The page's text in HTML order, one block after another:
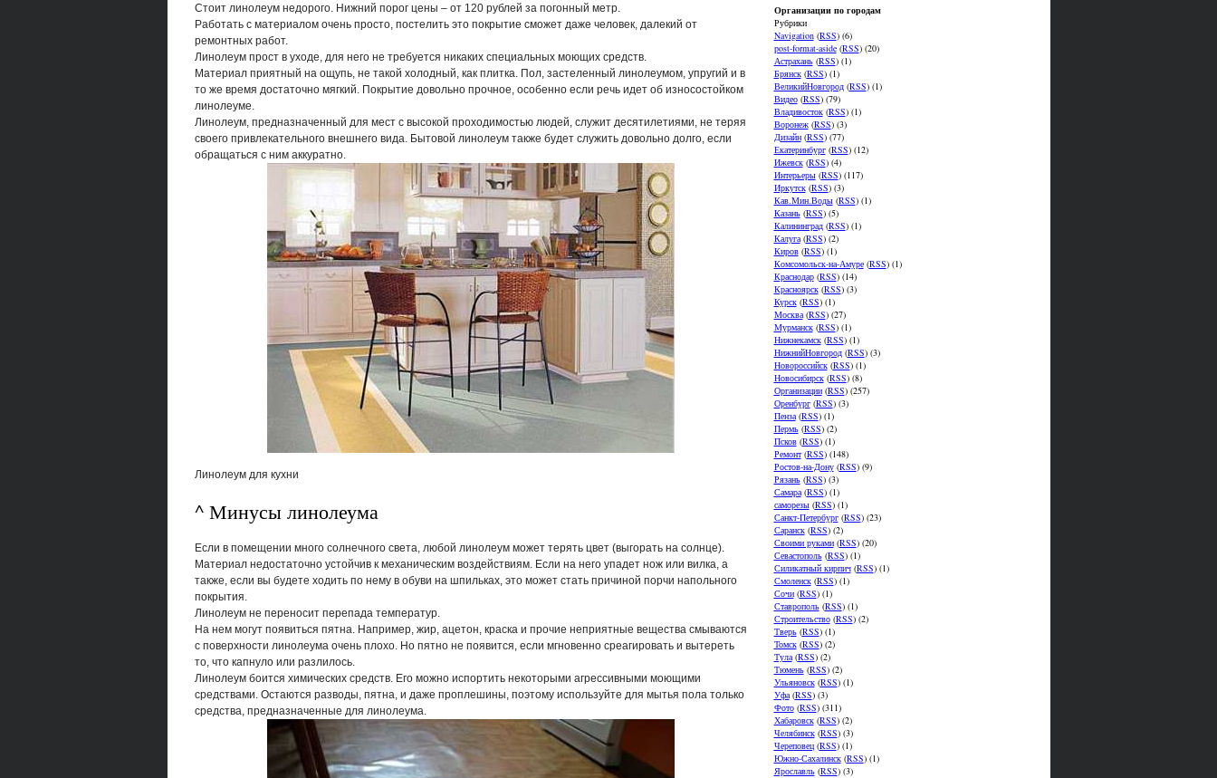
Стоит линолеум недорого. Нижний порог цены – от 120 рублей за погонный метр.
Работать с материалом очень просто, постелить это покрытие сможет даже человек, далекий от
ремонтных работ.
Линолеум прост в уходе, для него не требуется никаких специальных моющих средств.
Материал приятный на ощупь, не такой холодный, как плитка. Пол, застеленный линолеумом, упругий и в
то же время достаточно мягкий. Покрытие довольно прочное, особенно если речь идет об износостойком
линолеуме.
Линолеум, предназначенный для мест с высокой проходимостью людей, служит десятилетиями, не теряя
своего привлекательного внешнего вида. Бытовой линолеум также будет служить довольно долго, если
обращаться с ним аккуратно.
Линолеум для кухни
^ Минусы линолеума
Если в помещении много солнечного света, любой линолеум может терять цвет (выгорать на солнце).
Материал недостаточно устойчив к механическим воздействиям. Если на него упадет нож или вилка, а
также, если вы будете ходить по нему в обуви на шпильках, это может стать причиной порчи напольного
покрытия.
Линолеум не переносит перепада температур.
На нем могут появиться пятна. Например, жир, ацетон, краска и прочие неприятные вещества смываются
с поверхности линолеума очень плохо. Но пятно не появится, если мгновенно среагировать и вытереть
то, что капнуло или разлилось.
Линолеум боится химических средств. Его можно испортить некоторыми агрессивными моющими
средствами. Остаются разводы, пятна, и даже проплешины, поэтому используйте для мытья пола только
средства, предназначенные для линолеума.
Организации по городам
Рубрики
Navigation(RSS) (6)
post-format-aside(RSS) (20)
Астрахань(RSS) (1)
Брянск(RSS) (1)
ВеликийНовгород(RSS) (1)
Видео(RSS) (79)
Владивосток(RSS) (1)
Воронеж(RSS) (3)
Дизайн(RSS) (77)
Екатеринбург(RSS) (12)
Ижевск(RSS) (4)
Интерьеры(RSS) (117)
Иркутск(RSS) (3)
Кав.Мин.Воды(RSS) (1)
Казань(RSS) (5)
Калининград(RSS) (1)
Калуга(RSS) (2)
Киров(RSS) (1)
Комсомольск-на-Амуре(RSS) (1)
Краснодар(RSS) (14)
Красноярск(RSS) (3)
Курск(RSS) (1)
Москва(RSS) (27)
Мурманск(RSS) (1)
Нижнекамск(RSS) (1)
НижнийНовгород(RSS) (3)
Новороссийск(RSS) (1)
Новосибирск(RSS) (8)
Организации(RSS) (257)
Оренбург(RSS) (3)
Пенза(RSS) (1)
Пермь(RSS) (2)
Псков(RSS) (1)
Ремонт(RSS) (148)
Ростов-на-Дону(RSS) (9)
Рязань(RSS) (3)
Самара(RSS) (1)
саморезы(RSS) (1)
Санкт-Петербург(RSS) (23)
Саранск(RSS) (2)
Своими руками(RSS) (20)
Севастополь(RSS) (1)
Силикатный кирпич(RSS) (1)
Смоленск(RSS) (1)
Сочи(RSS) (1)
Ставрополь(RSS) (1)
Строительство(RSS) (2)
Тверь(RSS) (1)
Томск(RSS) (2)
Тула(RSS) (2)
Тюмень(RSS) (2)
Ульяновск(RSS) (1)
Уфа(RSS) (3)
Фото(RSS) (311)
Хабаровск(RSS) (2)
Челябинск(RSS) (3)
Череповец(RSS) (1)
Южно-Сахалинск(RSS) (1)
Ярославль(RSS) (3)